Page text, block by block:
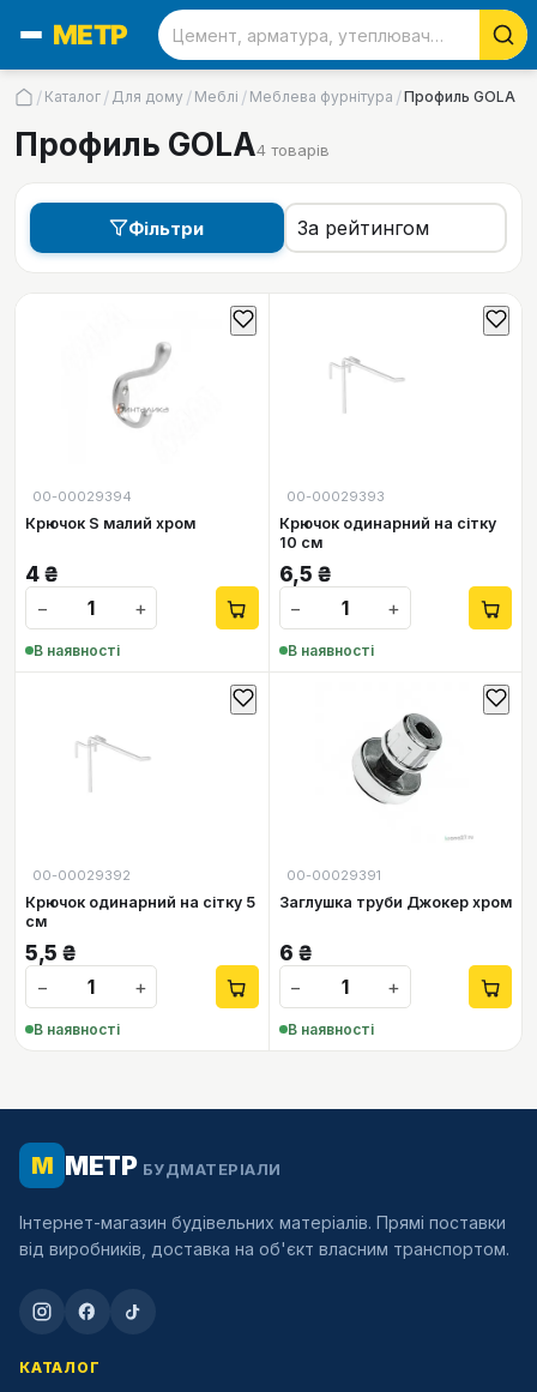
/ Каталог / Для дому / Меблі / Меблева фурнітура /Профиль GOLA
Профиль GOLA4 товарів
Фільтри
00-00029394
Крючок S малий хром
4₴
−
+
В наявності
00-00029393
Крючок одинарний на сітку
10 см
6,5 ₴
−
+
В наявності
00-00029392
Крючок одинарний на сітку 5
см
5,5 ₴
−
+
В наявності
00-00029391
Заглушка труби Джокер хром
6 ₴
−
+
В наявності
М МЕТР БУДМАТЕРІАЛИ
Інтернет-магазин будівельних матеріалів. Прямі поставки
від виробників, доставка на об'єкт власним транспортом.
КАТАЛОГ